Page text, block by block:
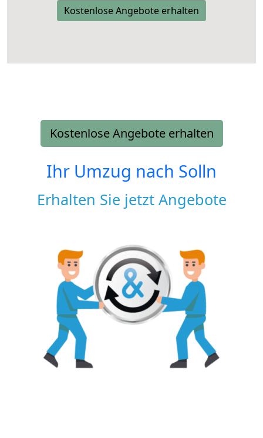
Kostenlose Angebote erhalten
Kostenlose Angebote erhalten
Ihr Umzug nach Solln
Erhalten Sie jetzt Angebote